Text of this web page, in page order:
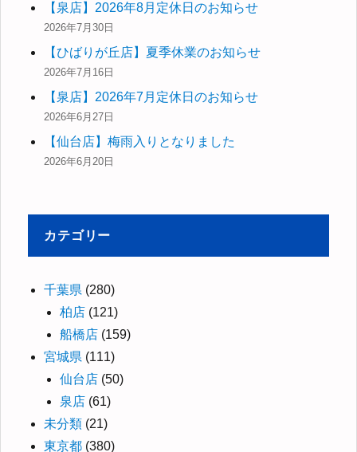
【泉店】2026年8月定休日のお知らせ
2026年7月30日
【ひばりが丘店】夏季休業のお知らせ
2026年7月16日
【泉店】2026年7月定休日のお知らせ
2026年6月27日
【仙台店】梅雨入りとなりました
2026年6月20日
カテゴリー
千葉県 (280)
柏店 (121)
船橋店 (159)
宮城県 (111)
仙台店 (50)
泉店 (61)
未分類 (21)
東京都 (380)